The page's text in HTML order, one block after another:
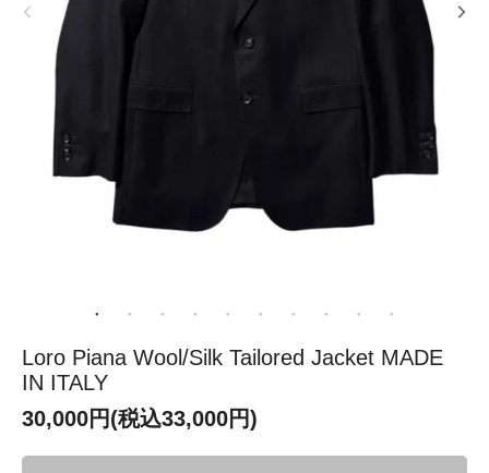
Loro Piana Wool/Silk Tailored Jacket MADE
IN ITALY
30,000円(税込33,000円)